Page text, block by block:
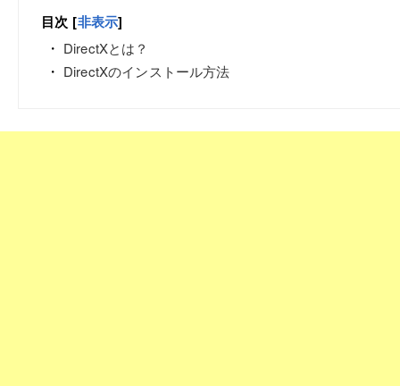
目次 [非表示]
DirectXとは？
DirectXのインストール方法